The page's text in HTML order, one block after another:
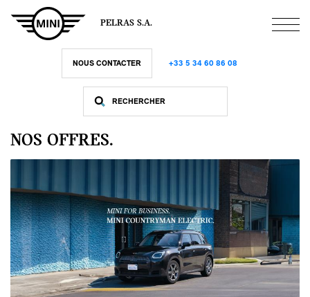
contenu
PELRAS S.A.
NOUS CONTACTER +33 5 34 60 86 08
NOS OFFRES.